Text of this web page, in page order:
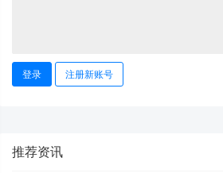
登录 注册新账号
推荐资讯